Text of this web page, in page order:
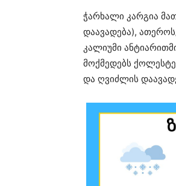
ჭარხალი კარგია
დაავადება),
კალიუმი
მოქმედებს
და ღვიძლის